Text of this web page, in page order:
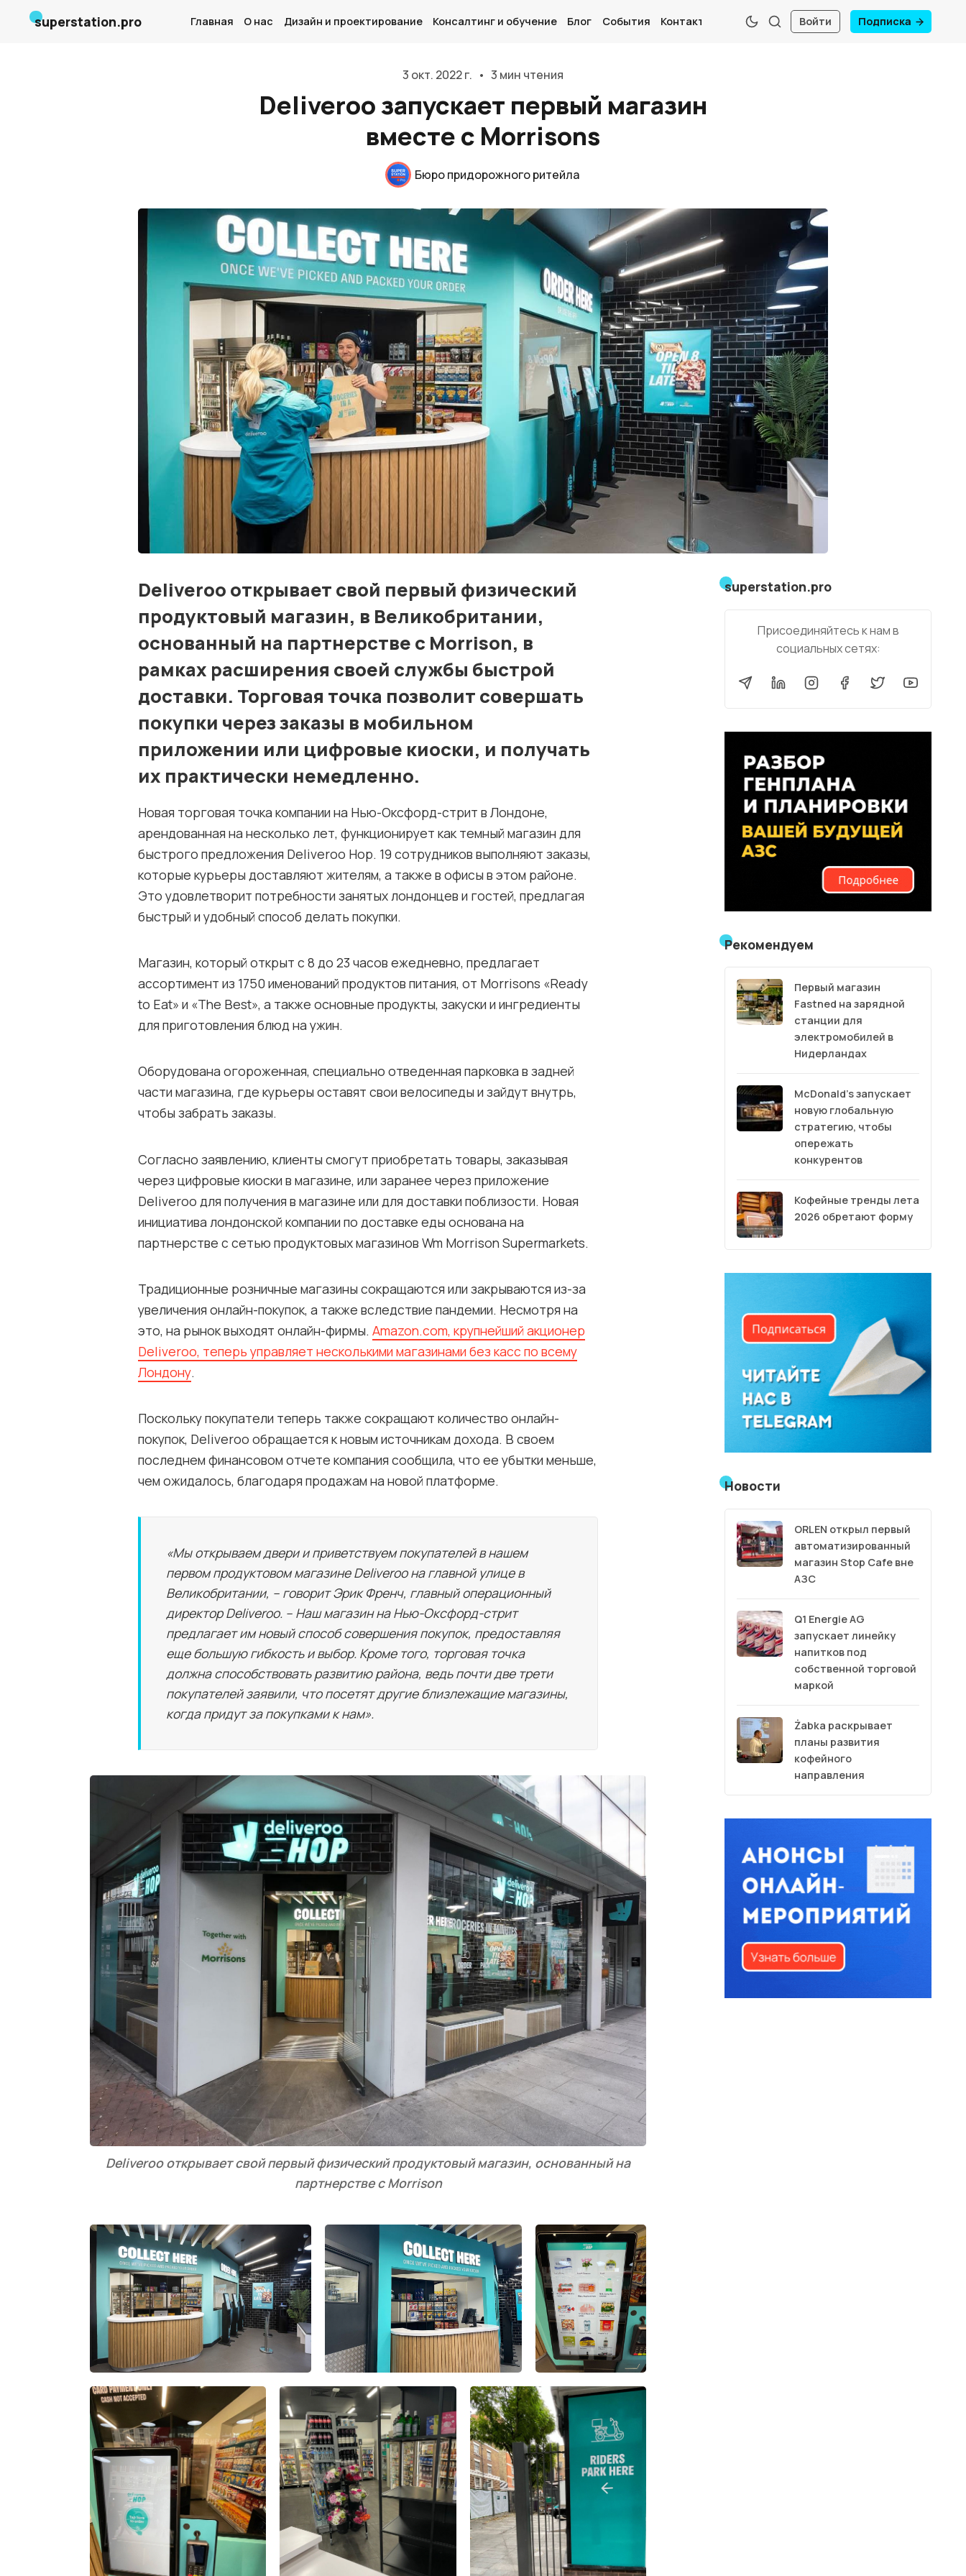
Главная
О нас
Консалтинг и обучение
Блог
События
Контакты
Лучшие АЗС мира
Мнения
Видео
Подписка
Условия использования материалов
Политика конфиденциальности и cookie
superstation.pro Главная О нас Дизайн и проектирование Консалтинг и обучение Блог События Контакты Войти Подписка
3 окт. 2022 г. • 3 мин чтения
Deliveroo запускает первый магазин
вместе с Morrisons
Бюро придорожного ритейла
Deliveroo открывает свой первый физический
продуктовый магазин, в Великобритании,
основанный на партнерстве с Morrison, в
рамках расширения своей службы быстрой
доставки. Торговая точка позволит совершать
покупки через заказы в мобильном
приложении или цифровые киоски, и получать
их практически немедленно.
Новая торговая точка компании на Нью-Оксфорд-стрит в Лондоне,
арендованная на несколько лет, функционирует как темный магазин для
быстрого предложения Deliveroo Hop. 19 сотрудников выполняют заказы,
которые курьеры доставляют жителям, а также в офисы в этом районе.
Это удовлетворит потребности занятых лондонцев и гостей, предлагая
быстрый и удобный способ делать покупки.
Магазин, который открыт с 8 до 23 часов ежедневно, предлагает
ассортимент из 1750 именований продуктов питания, от Morrisons «Ready
to Eat» и «The Best», а также основные продукты, закуски и ингредиенты
для приготовления блюд на ужин.
Оборудована огороженная, специально отведенная парковка в задней
части магазина, где курьеры оставят свои велосипеды и зайдут внутрь,
чтобы забрать заказы.
Согласно заявлению, клиенты смогут приобретать товары, заказывая
через цифровые киоски в магазине, или заранее через приложение
Deliveroo для получения в магазине или для доставки поблизости. Новая
инициатива лондонской компании по доставке еды основана на
партнерстве с сетью продуктовых магазинов Wm Morrison Supermarkets.
Традиционные розничные магазины сокращаются или закрываются из-за
увеличения онлайн-покупок, а также вследствие пандемии. Несмотря на
это, на рынок выходят онлайн-фирмы. Amazon.com, крупнейший акционер
Deliveroo, теперь управляет несколькими магазинами без касс по всему
Лондону.
Поскольку покупатели теперь также сокращают количество онлайн-
покупок, Deliveroo обращается к новым источникам дохода. В своем
последнем финансовом отчете компания сообщила, что ее убытки меньше,
чем ожидалось, благодаря продажам на новой платформе.
«Мы открываем двери и приветствуем покупателей в нашем
первом продуктовом магазине Deliveroo на главной улице в
Великобритании, – говорит Эрик Френч, главный операционный
директор Deliveroo. – Наш магазин на Нью-Оксфорд-стрит
предлагает им новый способ совершения покупок, предоставляя
еще большую гибкость и выбор. Кроме того, торговая точка
должна способствовать развитию района, ведь почти две трети
покупателей заявили, что посетят другие близлежащие магазины,
когда придут за покупками к нам».
Deliveroo открывает свой первый физический продуктовый магазин, основанный на
партнерстве с Morrison
superstation.pro
Присоединяйтесь к нам в
социальных сетях:
Рекомендуем
Первый магазин
Fastned на зарядной
станции для
электромобилей в
Нидерландах
McDonald’s запускает
новую глобальную
стратегию, чтобы
опережать
конкурентов
Кофейные тренды лета
2026 обретают форму
Новости
ORLEN открыл первый
автоматизированный
магазин Stop Cafe вне
АЗС
Q1 Energie AG
запускает линейку
напитков под
собственной торговой
маркой
Żabka раскрывает
планы развития
кофейного
направления